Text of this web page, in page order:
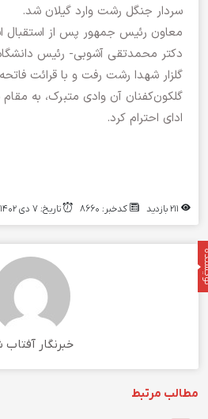
سردار جنگل رشت وارد گیلان شد.
معاون رئیس جمهور پس از استقبال
دکتر محمدتقی آشوبی- رئیس
گلزار شهدا رشت رفت و با قرائت فاتحه
گلکون‌کفنان آن وادی متبرک، به
ادای احترام کرد.
کدخبر: ۸۶۶۰ تاریخ: ۷ دی ۱۴۰۲
خبرنگار
مطالب مرتبط